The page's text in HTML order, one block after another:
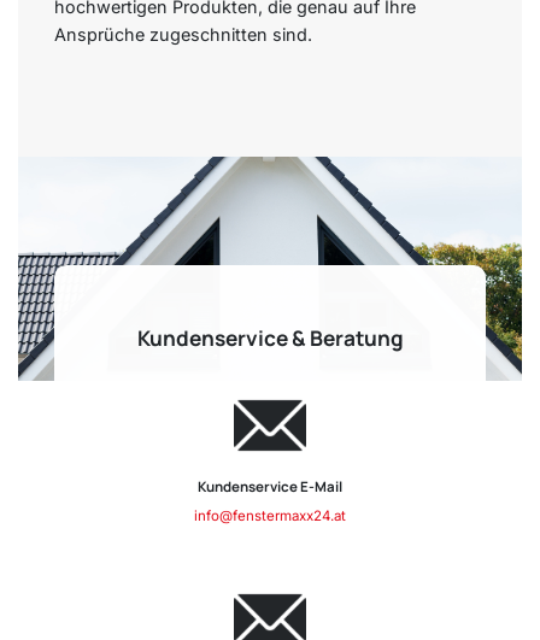
hochwertigen Produkten, die genau auf Ihre
Ansprüche zugeschnitten sind.
Kundenservice & Beratung
Kundenservice E-Mail
info@fenstermaxx24.at